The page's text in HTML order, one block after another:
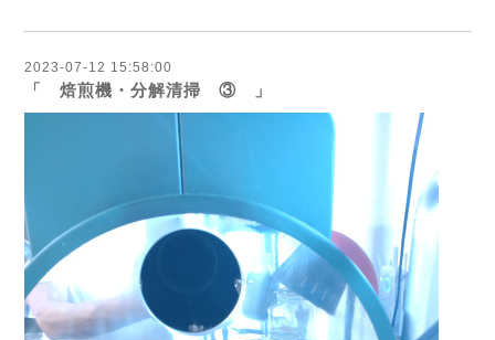
2023-07-12 15:58:00
「 焙煎機・分解清掃 ③ 」